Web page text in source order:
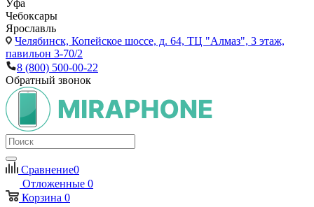
Уфа
Чебоксары
Ярославль
Челябинск, Копейское шоссе, д. 64, ТЦ "Алмаз", 3 этаж,
павильон 3-70/2
8 (800) 500-00-22
Обратный звонок
Сравнение0
Отложенные 0
Корзина 0